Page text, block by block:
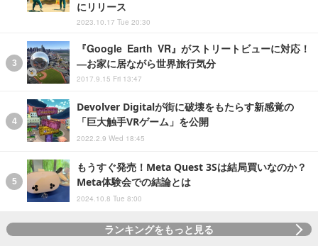
にリリース
2023.10.17 Tue 20:30
『Google Earth VR』がストリートビューに対応！
―お家に居ながら世界旅行気分
2017.9.15 Fri 13:47
Devolver Digitalが街に破壊をもたらす新感覚の
「巨大触手VRゲーム」を公開
2022.2.9 Wed 18:45
もうすぐ発売！Meta Quest 3Sは結局買いなのか？
Meta体験会での結論とは
2024.10.8 Tue 8:00
ランキングをもっと見る